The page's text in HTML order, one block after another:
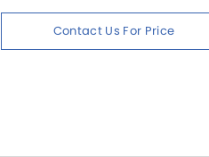
Contact Us For Price